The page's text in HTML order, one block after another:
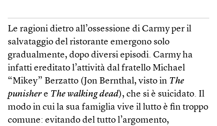
Le ragioni dietro all’ossessione di Carmy per il
salvataggio del ristorante emergono solo
gradualmente, dopo diversi episodi. Carmy ha
infatti ereditato l’attività dal fratello Michael
“Mikey” Berzatto (Jon Bernthal, visto in The
punishere The walking dead), che si è suicidato. Il
modo in cui la sua famiglia vive il lutto è fin troppo
comune: evitando del tutto l’argomento,